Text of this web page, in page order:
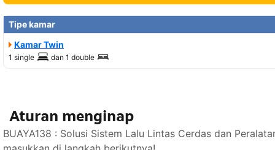
Tipe kamar
Kamar Twin
1 single dan 1 double
Aturan menginap
BUAYA138 : Solusi Sistem Lalu Lintas Cerdas dan